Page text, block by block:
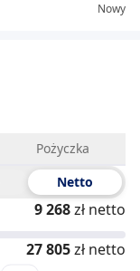
Nowy
Pożyczka
Netto
9 268zł netto
27 805zł netto